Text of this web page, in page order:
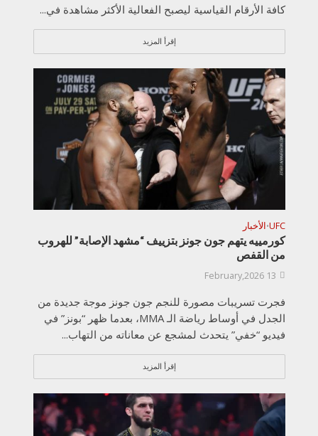
كافة الأرقام القياسية ليصبح الفعالية الأكثر مشاهدة في...
إقرأ المزيد
UFC
•الأخبار
كورمييه يتهم جون جونز بتزييف “مشهد الإصابة” للهروب
من القفص
13 February,2026
فجرت تسريبات مصورة للنجم جون جونز موجة جديدة من
الجدل في أوساط رياضة الـ MMA، بعدما ظهر “بونز” في
فيديو “خفي” يتحدث لمشجع عن معاناته من التهاب...
إقرأ المزيد